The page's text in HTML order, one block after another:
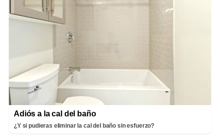
Adiós a la cal del baño
¿Y si pudieras eliminar la cal del baño sin esfuerzo?